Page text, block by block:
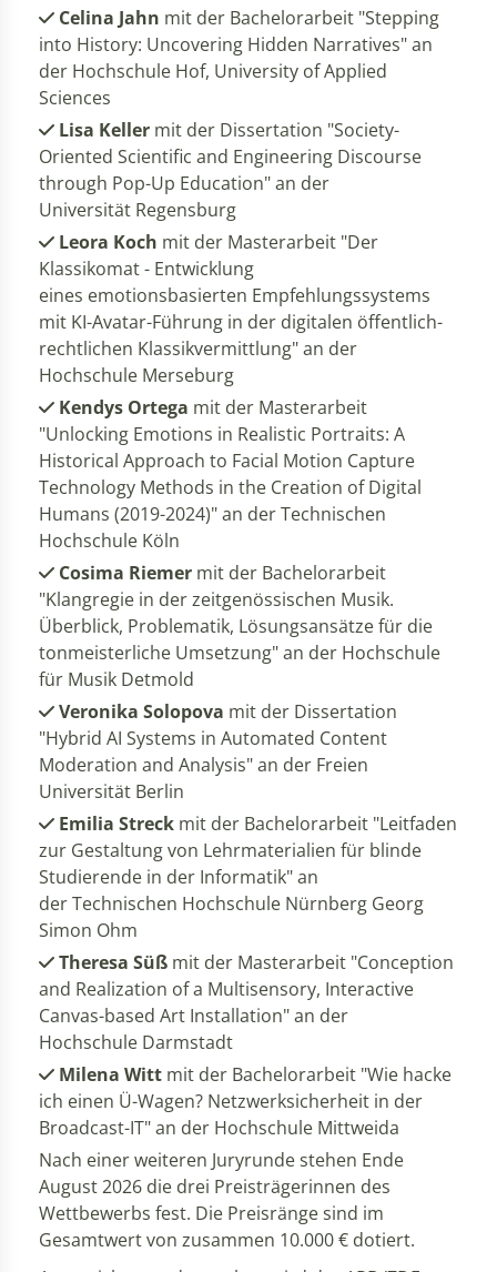
Celina Jahn mit der Bachelorarbeit "Stepping
into History: Uncovering Hidden Narratives" an
der Hochschule Hof, University of Applied
Sciences
Lisa Keller mit der Dissertation "Society-
Oriented Scientific and Engineering Discourse
through Pop-Up Education" an der
Universität Regensburg
Leora Koch mit der Masterarbeit "Der
Klassikomat - Entwicklung
eines emotionsbasierten Empfehlungssystems
mit KI-Avatar-Führung in der digitalen öffentlich-
rechtlichen Klassikvermittlung" an der
Hochschule Merseburg
Kendys Ortega mit der Masterarbeit
"Unlocking Emotions in Realistic Portraits: A
Historical Approach to Facial Motion Capture
Technology Methods in the Creation of Digital
Humans (2019-2024)" an der Technischen
Hochschule Köln
Cosima Riemer mit der Bachelorarbeit
"Klangregie in der zeitgenössischen Musik.
Überblick, Problematik, Lösungsansätze für die
tonmeisterliche Umsetzung" an der Hochschule
für Musik Detmold
Veronika Solopova mit der Dissertation
"Hybrid AI Systems in Automated Content
Moderation and Analysis" an der Freien
Universität Berlin
Emilia Streck mit der Bachelorarbeit "Leitfaden
zur Gestaltung von Lehrmaterialien für blinde
Studierende in der Informatik" an
der Technischen Hochschule Nürnberg Georg
Simon Ohm
Theresa Süß mit der Masterarbeit "Conception
and Realization of a Multisensory, Interactive
Canvas-based Art Installation" an der
Hochschule Darmstadt
Milena Witt mit der Bachelorarbeit "Wie hacke
ich einen Ü-Wagen? Netzwerksicherheit in der
Broadcast-IT" an der Hochschule Mittweida
Nach einer weiteren Juryrunde stehen Ende
August 2026 die drei Preisträgerinnen des
Wettbewerbs fest. Die Preisränge sind im
Gesamtwert von zusammen 10.000 € dotiert.